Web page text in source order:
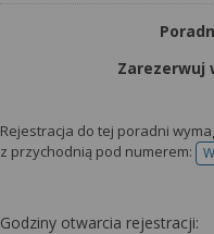
Zarezerwuj
Rejestracja do tej poradni
z przychodnią pod numerem:
Godziny otwarcia rejestracji: